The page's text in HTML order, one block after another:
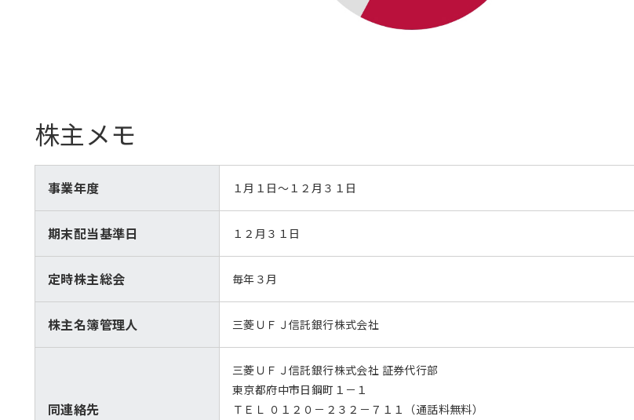
株主メモ
事業年度 １月１日～１２月３１日
期末配当基準日 １２月３１日
定時株主総会 毎年３月
株主名簿管理人 三菱ＵＦＪ信託銀行株式会社
同連絡先
三菱ＵＦＪ信託銀行株式会社 証券代行部
東京都府中市日鋼町１－１
ＴＥＬ ０１２０－２３２－７１１（通話料無料）